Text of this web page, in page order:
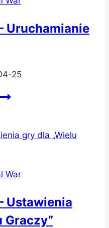
Uruchamianie
25
War
Ustawienia
Graczy”